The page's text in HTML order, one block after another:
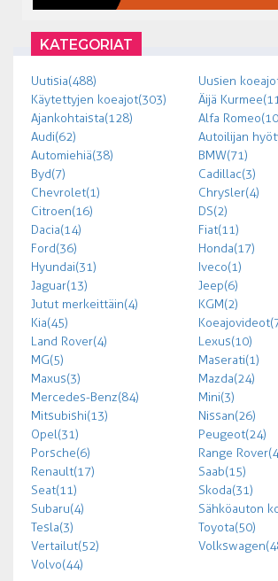
KATEGORIAT
Uutisia (488)
Uusien
Käytettyjen koeajot (303)
Äijä Kurmee
Ajankohtaista (128)
Alfa Romeo
Audi (62)
Autoilijan
Automiehiä (38)
BMW (71)
Byd (7)
Cadillac (3)
Chevrolet (1)
Chrysler (4)
Citroen (16)
DS (2)
Dacia (14)
Fiat (11)
Ford (36)
Honda (17)
Hyundai (31)
Iveco (1)
Jaguar (13)
Jeep (6)
Jutut merkeittäin (4)
KGM (2)
Kia (45)
Koeajovideot
Land Rover (4)
Lexus (10)
MG (5)
Maserati (1)
Maxus (3)
Mazda (24)
Mercedes-Benz (84)
Mini (3)
Mitsubishi (13)
Nissan (26)
Opel (31)
Peugeot (24)
Porsche (6)
Range Rover
Renault (17)
Saab (15)
Seat (11)
Skoda (31)
Subaru (4)
Sähköauton
Tesla (3)
Toyota (50)
Vertailut (52)
Volkswagen
Volvo (44)